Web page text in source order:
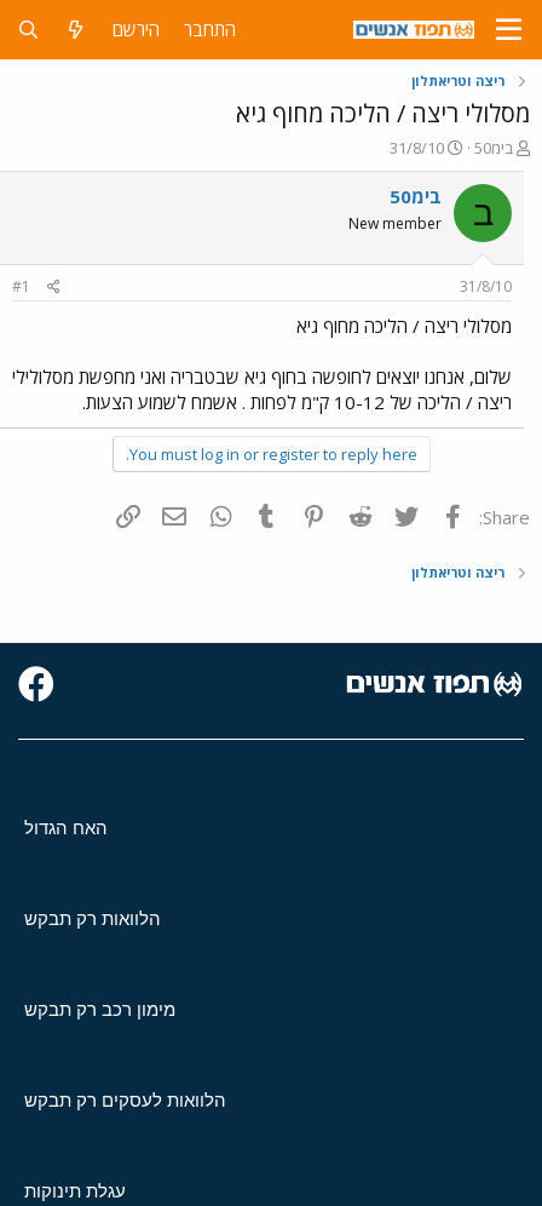
התחבר הירשם
ריצה וטריאתלון
מסלולי ריצה / הליכה מחוף גיא
פ
ו
ת
ח
ה
ו
ש
א
בימ50
פ
ו
ר
ם
ר
31/8/10
ב בימ50
New member
31/8/10
#1
מסלולי ריצה / הליכה מחוף גיא
שלום, אנחנו יוצאים לחופשה בחוף גיא שבטבריה ואני מחפשת מסלולילי
ריצה / הליכה של 10-12 ק"מ לפחות . אשמח לשמוע הצעות.
You must log in or register to reply here.
Share: פייסבוק Twitter
Reddit
Pinterest
Tumblr
WhatsAppדואר אלקטרוני
ריצה וטריאתלון
האח הגדול
הלוואות רק תבקש
מימון רכב רק תבקש
הלוואות לעסקים רק תבקש
עגלת תינוקות